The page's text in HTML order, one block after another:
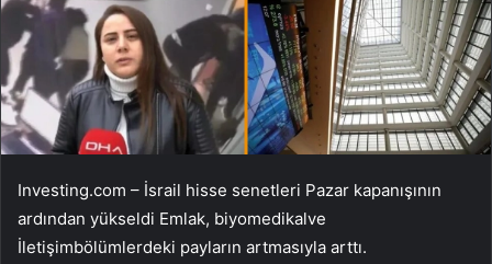
Investing.com – İsrail hisse senetleri Pazar kapanışının
ardından yükseldi Emlak, biyomedikalve
İletişimbölümlerdeki payların artmasıyla arttı.